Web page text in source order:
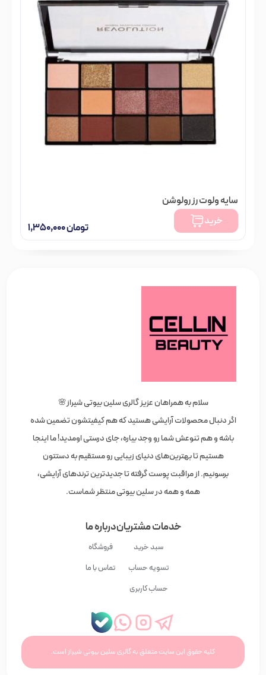
سایه ولوت رز رولوشن
تومان
خرید
سلام به همراهان عزیز گالری سلین بیوتی شیراز🌸
اگر دنبال محصولات آرایشی هستید که هم کیفیتشون تضمین شده
باشه و هم تنوعش شما رو وجد بیاره، جای درستی اومدید! ما اینجا
هستیم تا بهترین‌های دنیای زیبایی رو مستقیم به دستتون
برسونیم. از مراقبت پوست گرفته تا جدیدترین ترندهای آرایشی،
همه و همه در سلین بیوتی منتظر شماست.
خدمات مشتریان
سبد خرید
تسویه حساب
حساب کاربری
درباره ما
فروشگاه
تماس با ما
کلیه حقوق این سایت متعلق به گالری سلین بیوتی شیراز است.